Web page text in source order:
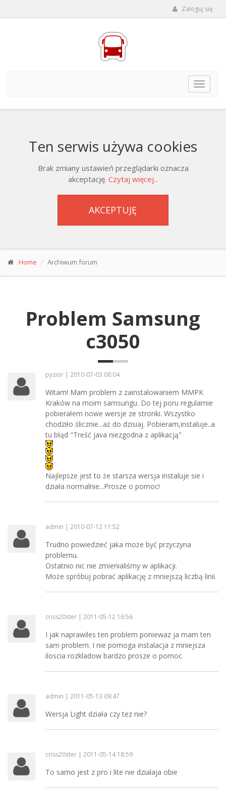
Zaloguj się
Toggle
Ten serwis używa cookies
Brak zmiany ustawień przeglądarki oznacza
akceptację. Czytaj więcej...
AKCEPTUJĘ
Home Archiwum forum
Problem Samsung
c3050
pyzior | 2010-07-03 08:04
Witam! Mam problem z zainstalowaniem MMPK
Kraków na moim samsungu. Do tej poru regularnie
pobierałem nowe wersje ze stronki. Wszystko
chodziło ślicznie...aż do dzisiaj. Pobieram,instaluje..a
tu błąd "Treść java niezgodna z aplikacją"
Najlepsze jest to że starsza wersja instaluje sie i
działa normalnie...Prosze o pomoc!
admin | 2010-07-12 11:52
Trudno powiedzieć jaka może być przyczyna
problemu.
Ostatnio nic nie zmienialiśmy w aplikacji.
Może spróbuj pobrać aplikację z mniejszą liczbą linii.
criss20ster | 2011-05-12 16:56
I jak naprawiles ten problem poniewaz ja mam ten
sam problem. I nie pomoga instalacja z mniejsza
iloscia rozkladow bardzo prosze o pomoc
admin | 2011-05-13 09:47
Wersja Light działa czy tez nie?
criss20ster | 2011-05-14 18:59
To samo jest z pro i lite nie dzialaja obie